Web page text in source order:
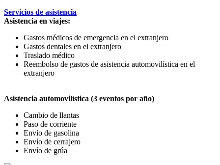
Servicios de asistencia
Asistencia en viajes:
Gastos médicos de emergencia en el extranjero
Gastos dentales en el extranjero
Traslado médico
Reembolso de gastos de asistencia automovilística en el
extranjero
Asistencia automovilística (3 eventos por año)
Cambio de llantas
Paso de corriente
Envío de gasolina
Envío de cerrajero
Envío de grúa